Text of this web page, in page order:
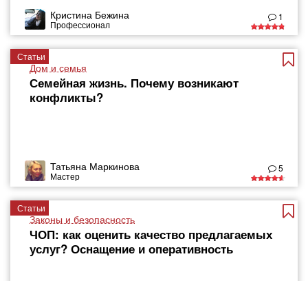
Кристина Бежина
Профессионал
1
Статьи
Дом и семья
Семейная жизнь. Почему возникают
конфликты?
Татьяна Маркинова
Мастер
5
Статьи
Законы и безопасность
ЧОП: как оценить качество предлагаемых
услуг? Оснащение и оперативность